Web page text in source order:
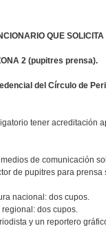
QUE
2 (pupitres prensa).
del Círculo de
tener acreditación
de comunicación
de pupitres para
nacional: dos cupos.
dos cupos.
y un reportero